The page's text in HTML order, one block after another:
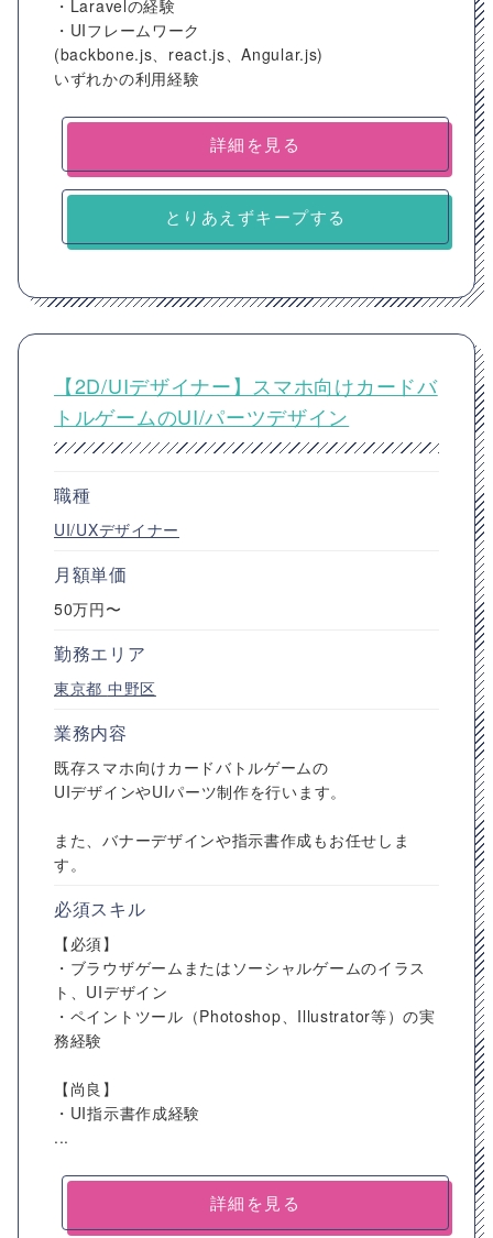
・Laravelの経験
・UIフレームワーク
(backbone.js、react.js、Angular.js)
いずれかの利用経験
詳細を見る
とりあえずキープする
【2D/UIデザイナー】スマホ向けカードバ
トルゲームのUI/パーツデザイン
職種
UI/UXデザイナー
月額単価
50万円〜
勤務エリア
東京都 中野区
業務内容
既存スマホ向けカードバトルゲームの
UIデザインやUIパーツ制作を行います。
また、バナーデザインや指示書作成もお任せしま
す。
必須スキル
【必須】
・ブラウザゲームまたはソーシャルゲームのイラス
ト、UIデザイン
・ペイントツール（Photoshop、Illustrator等）の実
務経験
【尚良】
・UI指示書作成経験
...
詳細を見る